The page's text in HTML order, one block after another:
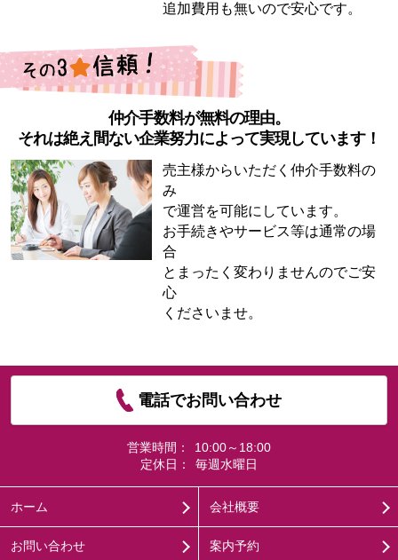
追加費用も無いので安心です。
仲介手数料が無料の理由。
それは絶え間ない企業努力によって実現しています！
売主様からいただく仲介手数料の
み
で運営を可能にしています。
お手続きやサービス等は通常の場
合
とまったく変わりませんのでご安
心
くださいませ。
電話でお問い合わせ
営業時間：
10:00～18:00
定休日：
毎週水曜日
ホーム 会社概要
お問い合わせ 案内予約